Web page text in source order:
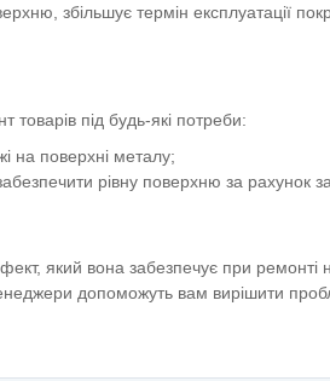
збільшує термін експлуатації
під будь-які потреби:
на поверхні металу;
рівну поверхню за рахунок
який вона забезпечує при
допоможуть вам вирішити